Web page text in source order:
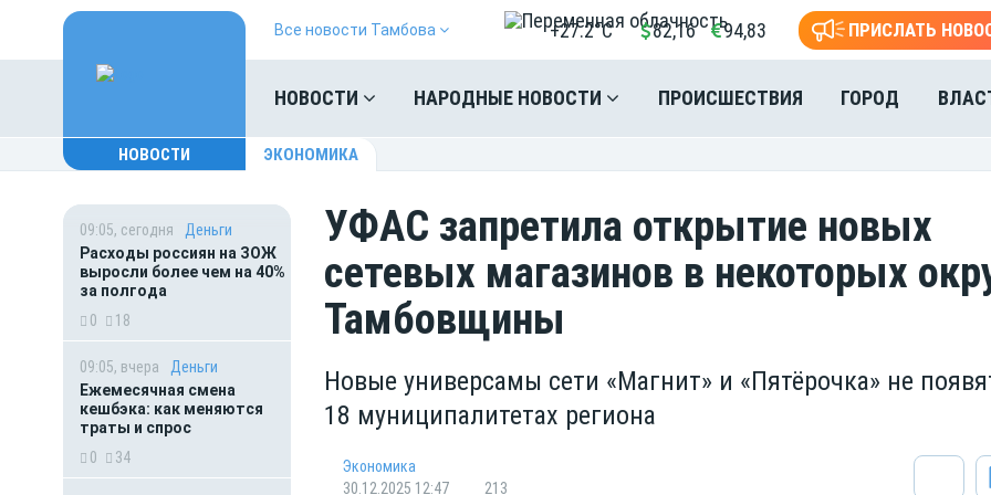
Все новости Тамбова +27.2°C 82,16 94,83 ПРИСЛАТЬ
НОВОСТИ НАРОДНЫЕ НОВОСТИ ПРОИСШЕСТВИЯ ГОРОД
НОВОСТИ ЭКОНОМИКА
09:05, сегодня
Деньги
Расходы россиян на ЗОЖ
выросли более чем на 40%
за полгода
0
18
09:05, вчера
Деньги
Ежемесячная смена
кешбэка: как меняются
траты и спрос
0
34
УФАС запретила открытие новых
сетевых магазинов в некоторых
Тамбовщины
Новые универсамы сети «Магнит» и «Пятёрочка» не
18 муниципалитетах региона
Экономика
30.12.2025 12:47
213